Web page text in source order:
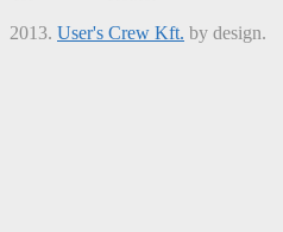
2013. User's Crew Kft. by design.